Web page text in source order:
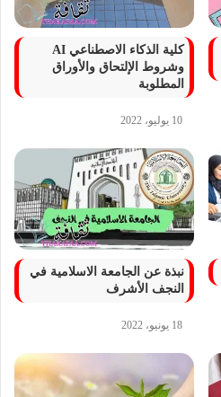
كلية الذكاء الاصطناعي AI
وشروط الإلتحاق والأوراق
المطلوبة
10 يوليو، 2022
نبذة عن الجامعة الاسلامية في
النجف الأشرف
18 يونيو، 2022